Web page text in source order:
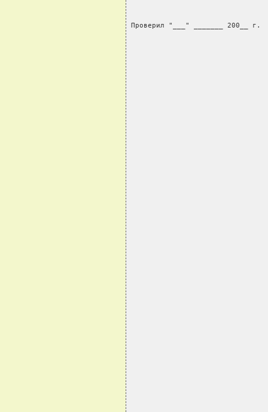
Проверил "___" _______ 200__